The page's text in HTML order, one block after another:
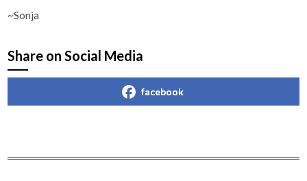
~Sonja
Share on Social Media
facebook